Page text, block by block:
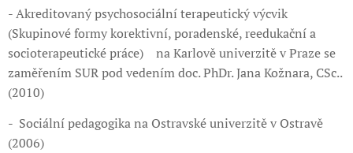
- Akreditovaný psychosociální terapeutický výcvik
(Skupinové formy korektivní, poradenské, reedukační a
socioterapeutické práce) na Karlově univerzitě v Praze se
zaměřením SUR pod vedením doc. PhDr. Jana Kožnara, CSc..
(2010)
- Sociální pedagogika na Ostravské univerzitě v Ostravě
(2006)